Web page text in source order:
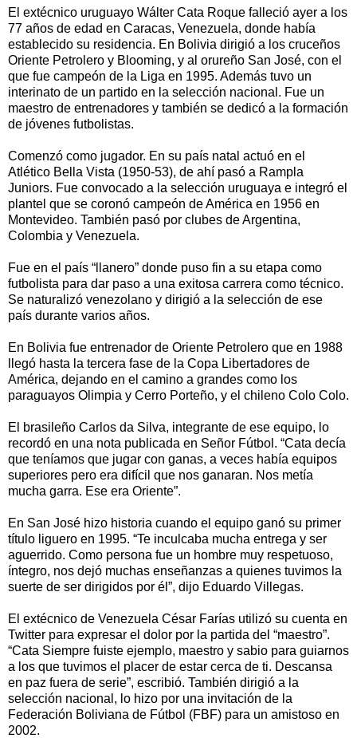
El extécnico uruguayo Wálter Cata Roque falleció ayer a los
77 años de edad en Caracas, Venezuela, donde había
establecido su residencia. En Bolivia dirigió a los cruceños
Oriente Petrolero y Blooming, y al orureño San José, con el
que fue campeón de la Liga en 1995. Además tuvo un
interinato de un partido en la selección nacional. Fue un
maestro de entrenadores y también se dedicó a la formación
de jóvenes futbolistas.
Comenzó como jugador. En su país natal actuó en el
Atlético Bella Vista (1950-53), de ahí pasó a Rampla
Juniors. Fue convocado a la selección uruguaya e integró el
plantel que se coronó campeón de América en 1956 en
Montevideo. También pasó por clubes de Argentina,
Colombia y Venezuela.
Fue en el país “llanero” donde puso fin a su etapa como
futbolista para dar paso a una exitosa carrera como técnico.
Se naturalizó venezolano y dirigió a la selección de ese
país durante varios años.
En Bolivia fue entrenador de Oriente Petrolero que en 1988
llegó hasta la tercera fase de la Copa Libertadores de
América, dejando en el camino a grandes como los
paraguayos Olimpia y Cerro Porteño, y el chileno Colo Colo.
El brasileño Carlos da Silva, integrante de ese equipo, lo
recordó en una nota publicada en Señor Fútbol. “Cata decía
que teníamos que jugar con ganas, a veces había equipos
superiores pero era difícil que nos ganaran. Nos metía
mucha garra. Ese era Oriente”.
En San José hizo historia cuando el equipo ganó su primer
título liguero en 1995. “Te inculcaba mucha entrega y ser
aguerrido. Como persona fue un hombre muy respetuoso,
íntegro, nos dejó muchas enseñanzas a quienes tuvimos la
suerte de ser dirigidos por él”, dijo Eduardo Villegas.
El extécnico de Venezuela César Farías utilizó su cuenta en
Twitter para expresar el dolor por la partida del “maestro”.
“Cata Siempre fuiste ejemplo, maestro y sabio para guiarnos
a los que tuvimos el placer de estar cerca de ti. Descansa
en paz fuera de serie”, escribió. También dirigió a la
selección nacional, lo hizo por una invitación de la
Federación Boliviana de Fútbol (FBF) para un amistoso en
2002.